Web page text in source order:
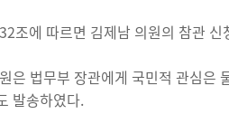
조에 따르면 김제남 의원의 참관
은 법무부 장관에게 국민적 관심은
발송하였다.